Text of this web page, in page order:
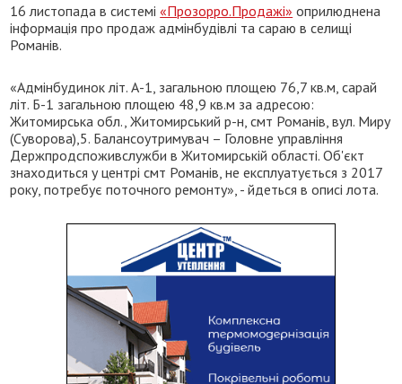
16 листопада в системі«Прозорро.Продажі» оприлюднена
інформація про продаж адмінбудівлі та сараю в селищі
Романів.
«Адмінбудинок літ. А-1, загальною площею 76,7 кв.м, сарай
літ. Б-1 загальною площею 48,9 кв.м за адресою:
Житомирська обл., Житомирський р-н, смт Романів, вул. Миру
(Суворова),5. Балансоутримувач – Головне управління
Держпродспоживслужби в Житомирській області. Об'єкт
знаходиться у центрі смт Романів, не експлуатується з 2017
року, потребує поточного ремонту», - йдеться в описі лота.